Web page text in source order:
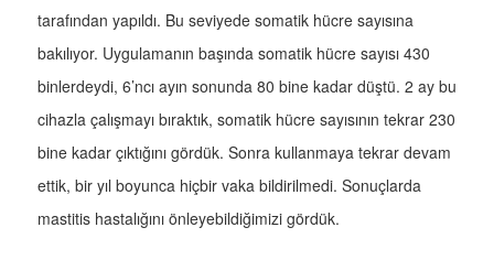
tarafından yapıldı. Bu seviyede somatik hücre sayısına
bakılıyor. Uygulamanın başında somatik hücre sayısı 430
binlerdeydi, 6’ncı ayın sonunda 80 bine kadar düştü. 2 ay bu
cihazla çalışmayı bıraktık, somatik hücre sayısının tekrar 230
bine kadar çıktığını gördük. Sonra kullanmaya tekrar devam
ettik, bir yıl boyunca hiçbir vaka bildirilmedi. Sonuçlarda
mastitis hastalığını önleyebildiğimizi gördük.